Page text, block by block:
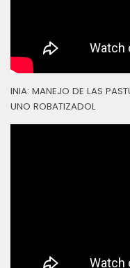
INIA: MANEJO DE LAS
UNO ROBATIZADOL